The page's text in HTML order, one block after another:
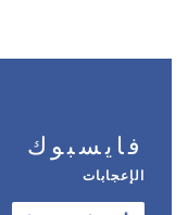
فايسبوك
الإعجابات